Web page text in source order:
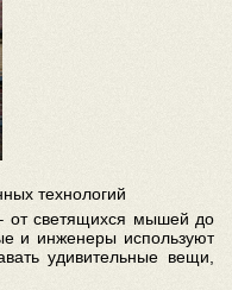
технологий
от светящихся мышей до
и инженеры используют
удивительные вещи,